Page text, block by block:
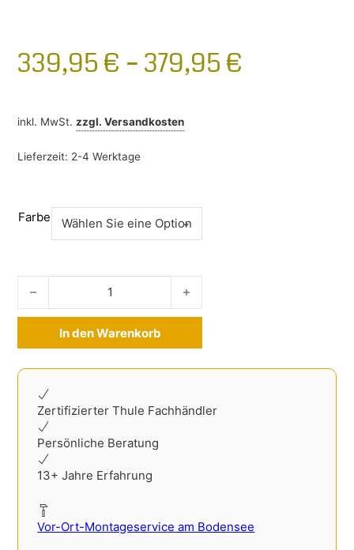
339,95 € – 379,95 €
inkl. MwSt. zzgl.Versandkosten
Lieferzeit: 2-4 Werktage
Farbe
Thule Wingbar Edge Mercedes CLA Coupe ab 2019- Menge
In den Warenkorb
Zertifizierter Thule Fachhändler
Persönliche Beratung
13+ Jahre Erfahrung
Vor-Ort-Montageservice am Bodensee